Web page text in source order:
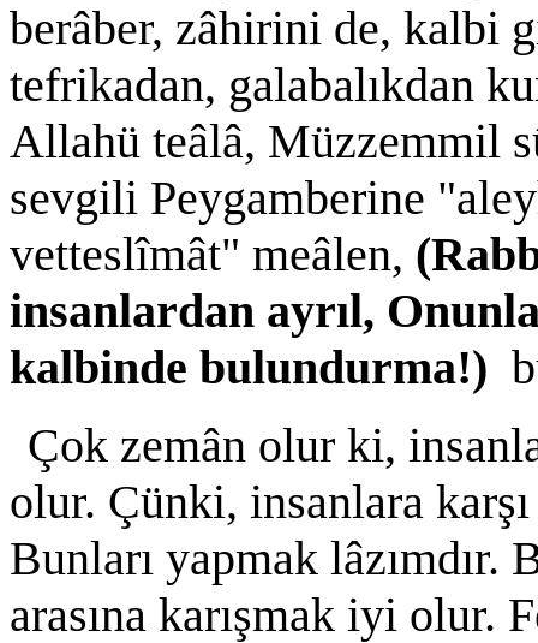
berâber, zâhirini de, kalbi
tefrikadan, galabalıkdan
Allahü teâlâ, Müzzemmil
sevgili Peygamberine
vetteslîmât" meâlen,
insanlardan ayrıl,
kalbinde bulundurma!)
Çok zemân olur ki,
olur. Çünki, insanlara
Bunları yapmak lâzımdır.
arasına karışmak iyi olur.